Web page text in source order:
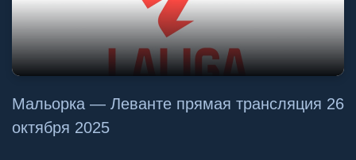
Мальорка — Леванте прямая трансляция 26
октября 2025